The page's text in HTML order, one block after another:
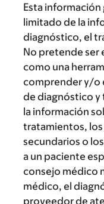
Esta información
limitado de la
diagnóstico, el
No pretende ser
como una
comprender y/o
de diagnóstico y
la información
tratamientos,
secundarios o
a un paciente
consejo médico
médico, el
proveedor de